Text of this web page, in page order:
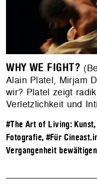
WHY WE FIGHT?
Alain Platel, Mirjam
wir? Platel zeigt
Verletzlichkeit und
#The Art of Living:
Fotografie, #Für
Vergangenheit bewältigen